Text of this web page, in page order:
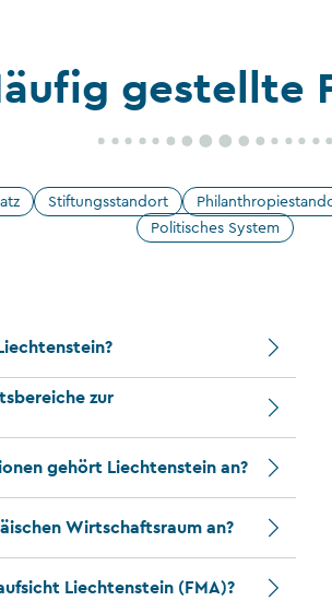
gestellte
Stiftungsstandort
Politisches System
zur
gehört Liechtenstein an?
Wirtschaftsraum an?
Liechtenstein (FMA)?